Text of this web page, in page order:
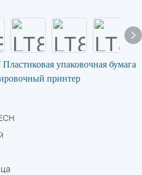
упаковочная бумага
принтер